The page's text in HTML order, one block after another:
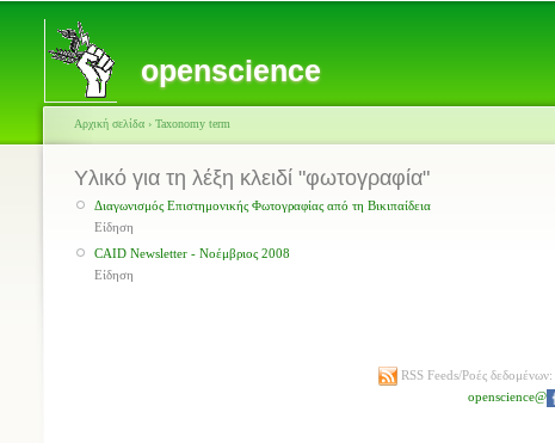
openscience
Αρχική σελίδα › Taxonomy term
Υλικό για τη λέξη κλειδί "φωτογραφία"
Διαγωνισμός Επιστημονικής Φωτογραφίας από τη Βικιπαίδεια
Είδηση
CAID Newsletter - Νοέμβριος 2008
Είδηση
RSS Feeds/Ροές δεδομένων:
openscience@